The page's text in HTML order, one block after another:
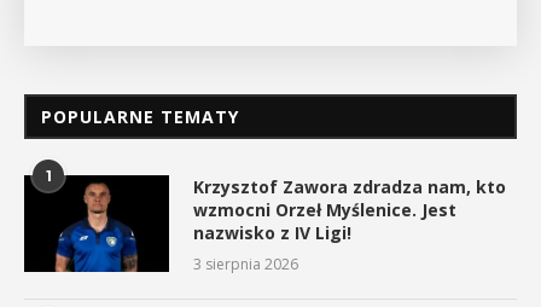
POPULARNE TEMATY
1
Krzysztof Zawora zdradza nam, kto
wzmocni Orzeł Myślenice. Jest
nazwisko z IV Ligi!
3 sierpnia 2026